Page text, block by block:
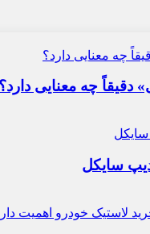
دقیقاً چه معنایی دارد؟
سایکل